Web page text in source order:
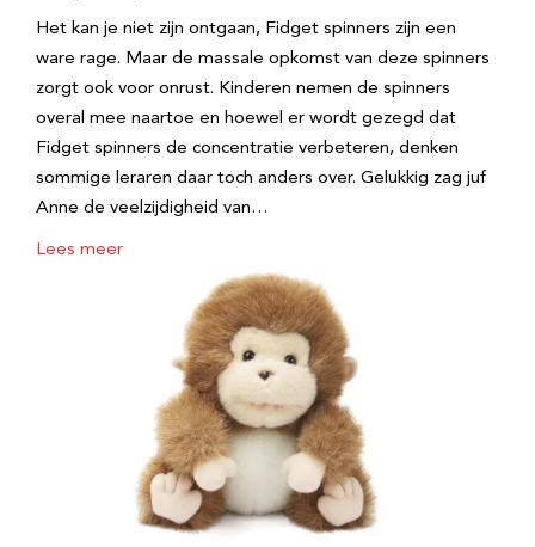
Het kan je niet zijn ontgaan, Fidget spinners zijn een
ware rage. Maar de massale opkomst van deze spinners
zorgt ook voor onrust. Kinderen nemen de spinners
overal mee naartoe en hoewel er wordt gezegd dat
Fidget spinners de concentratie verbeteren, denken
sommige leraren daar toch anders over. Gelukkig zag juf
Anne de veelzijdigheid van…
Lees meer